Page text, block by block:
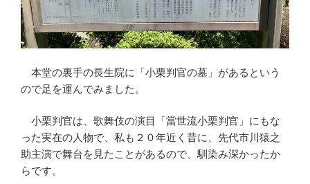
本堂の裏手の長生院に「小栗判官の墓」があるという
ので足を運んでみました。
小栗判官は、歌舞伎の演目「當世流小栗判官」にもな
った実在の人物で、私も２０年近く昔に、先代市川猿之
助主演で舞台を見たことがあるので、馴染み深かったか
らです。